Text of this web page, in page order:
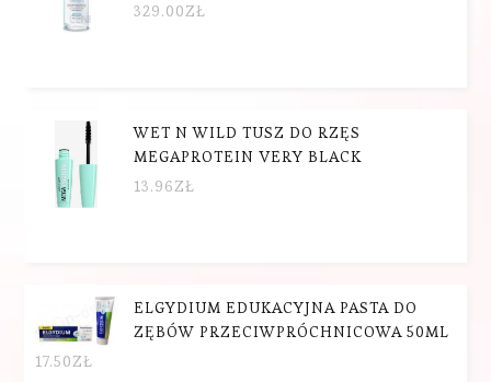
329.00ZŁ
WET N WILD TUSZ DO RZĘS
MEGAPROTEIN VERY BLACK
13.96ZŁ
ELGYDIUM EDUKACYJNA PASTA DO
ZĘBÓW PRZECIWPRÓCHNICOWA 50ML
17.50ZŁ